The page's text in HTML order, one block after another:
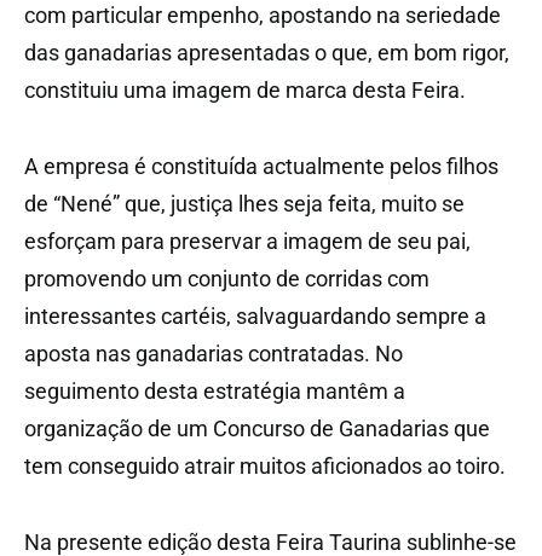
com particular empenho, apostando na seriedade
das ganadarias apresentadas o que, em bom rigor,
constituiu uma imagem de marca desta Feira.
A empresa é constituída actualmente pelos filhos
de “Nené” que, justiça lhes seja feita, muito se
esforçam para preservar a imagem de seu pai,
promovendo um conjunto de corridas com
interessantes cartéis, salvaguardando sempre a
aposta nas ganadarias contratadas. No
seguimento desta estratégia mantêm a
organização de um Concurso de Ganadarias que
tem conseguido atrair muitos aficionados ao toiro.
Na presente edição desta Feira Taurina sublinhe-se